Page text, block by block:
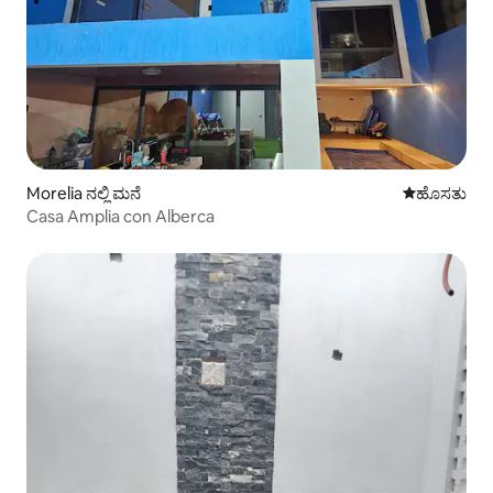
Morelia ನಲ್ಲಿ ಮನೆ ವಾಸ್ತವ್ಯ
ಹೊಸತು
Casa Amplia con Alberca